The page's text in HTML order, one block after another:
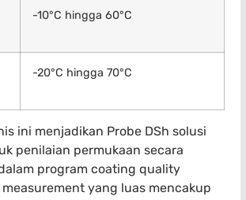
-10°C hingga 60°C
-20°C hingga 70°C
ini menjadikan Probe DSh solusi
penilaian permukaan secara
program coating quality
yang luas mencakup